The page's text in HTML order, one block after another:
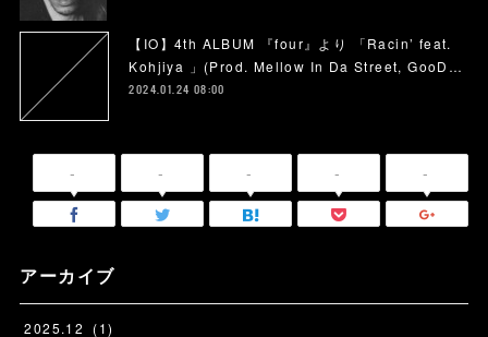
【IO】4th ALBUM 『four』より 「Racin’ feat.
Kohjiya 」(Prod. Mellow In Da Street, GooD…
2024.01.24 08:00
- - - - -
アーカイブ
2025.12 (1)